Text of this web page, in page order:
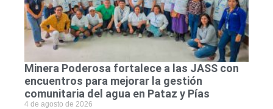
Minera Poderosa fortalece a las JASS con
encuentros para mejorar la gestión
comunitaria del agua en Pataz y Pías
4 de agosto de 2026